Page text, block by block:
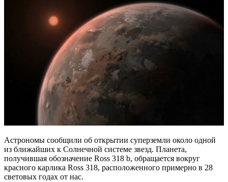
Астрономы сообщили об открытии суперземли около одной
из ближайших к Солнечной системе звезд. Планета,
получившая обозначение Ross 318 b, обращается вокруг
красного карлика Ross 318, расположенного примерно в 28
световых годах от нас.